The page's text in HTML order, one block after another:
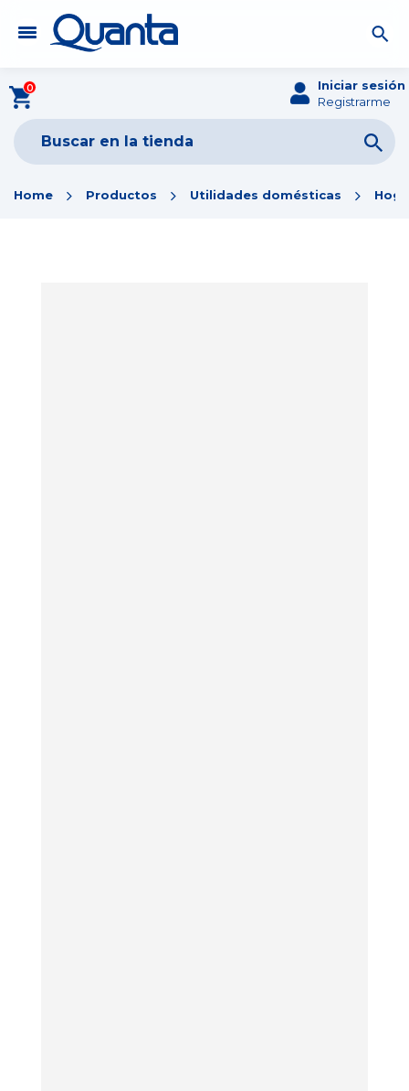
0
Iniciar sesión
Registrarme
Home Productos Utilidades domésticas